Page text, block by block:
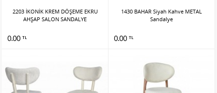
2203 İKONİK KREM DÖŞEME EKRU
AHŞAP SALON SANDALYE
0.00 TL
1430 BAHAR Siyah Kahve METAL
Sandalye
0.00 TL